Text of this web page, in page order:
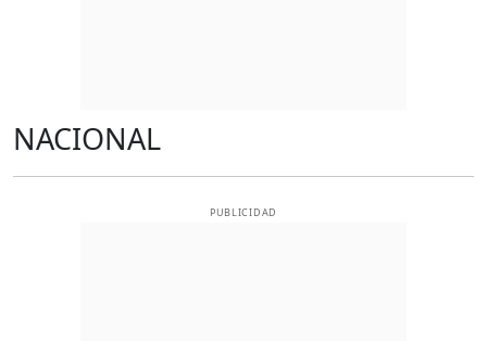
NACIONAL
PUBLICIDAD